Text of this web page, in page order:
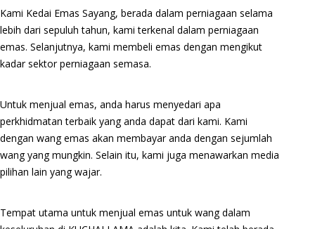
Kami Kedai Emas Sayang, berada dalam perniagaan selama
lebih dari sepuluh tahun, kami terkenal dalam perniagaan
emas. Selanjutnya, kami membeli emas dengan mengikut
kadar sektor perniagaan semasa.
Untuk menjual emas, anda harus menyedari apa
perkhidmatan terbaik yang anda dapat dari kami. Kami
dengan wang emas akan membayar anda dengan sejumlah
wang yang mungkin. Selain itu, kami juga menawarkan media
pilihan lain yang wajar.
Tempat utama untuk menjual emas untuk wang dalam